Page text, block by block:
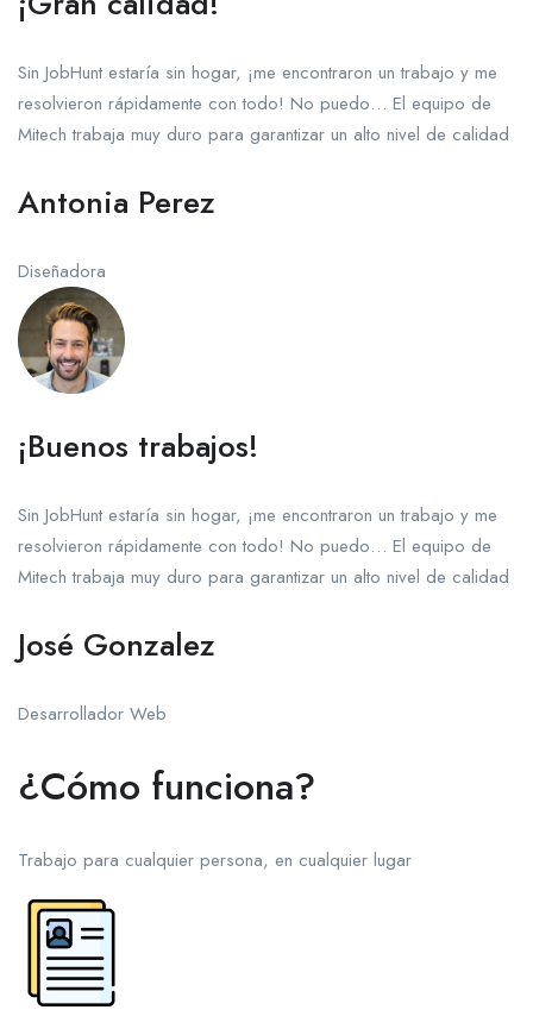
Sin JobHunt estaría sin hogar, ¡me encontraron un trabajo y me
resolvieron rápidamente con todo! No puedo… El equipo de
Mitech trabaja muy duro para garantizar un alto nivel de calidad
Antonia Perez
Diseñadora
¡Buenos trabajos!
Sin JobHunt estaría sin hogar, ¡me encontraron un trabajo y me
resolvieron rápidamente con todo! No puedo… El equipo de
Mitech trabaja muy duro para garantizar un alto nivel de calidad
José Gonzalez
Desarrollador Web
¿Cómo funciona?
Trabajo para cualquier persona, en cualquier lugar